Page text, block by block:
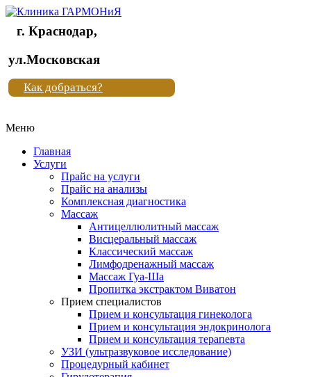
Клиника
"Новая
жизнь"
Клиника
жизнь"
г. Краснодар,
ул.Московская
Как добраться?
Меню
Главная
Услуги
Прайс на услуги
Прайс на анализы
Комплексная диагностика
Массаж
Антицеллюлитный массаж
Висцеральный массаж
Классический массаж
Лимфодренажный массаж
Массаж Гуа-Ша
Пропитка экстрактом Виватон
Прием специалистов
Прием и консультация гинеколога
Прием и консультация эндокринолога
Прием и консультация терапевта
УЗИ (ультразвуковое исследование)
Процедурный кабинет